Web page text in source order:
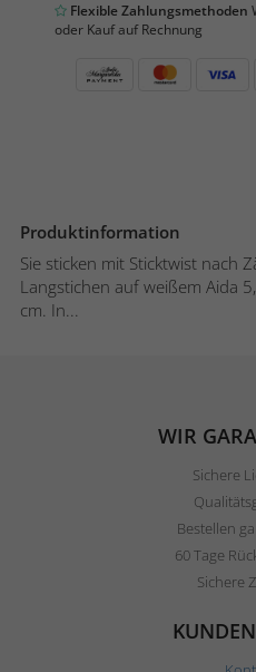
Flexible Zahlungsmethoden
oder Kauf auf Rechnung
Produktinformation
Sie sticken mit Sticktwist nach
Langstichen auf weißem Aida
cm. In...
WIR
Sichere
Bestellen
60 Tage
Sichere